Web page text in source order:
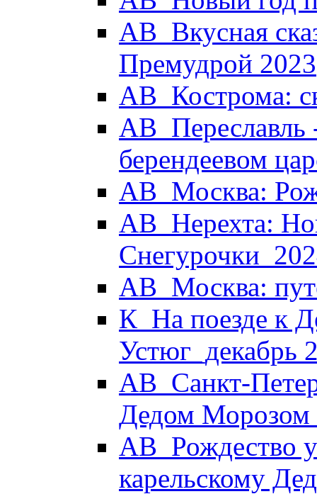
АВ_Вкусная
Премудрой 2023
АВ_Кострома:
АВ_Переславль
берендеевом
АВ_Москва:
АВ_Нерехта:
АВ_Москва:
К_На поезде к
Устюг_декабрь
АВ_Санкт-
Дедом
АВ_Рождество
карельскому